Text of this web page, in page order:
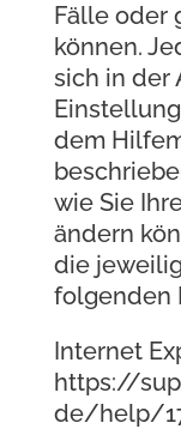
Fälle oder
können.
sich in der
dem
wie Sie
ändern
die
folgenden
Internet
https://
de/help/